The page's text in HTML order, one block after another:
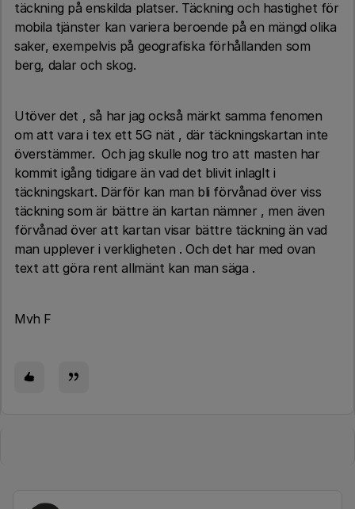
täckning på enskilda platser. Täckning och hastighet för
mobila tjänster kan variera beroende på en mängd olika
saker, exempelvis på geografiska förhållanden som
berg, dalar och skog.
Utöver det , så har jag också märkt samma fenomen
om att vara i tex ett 5G nät , där täckningskartan inte
överstämmer. Och jag skulle nog tro att masten har
kommit igång tidigare än vad det blivit inlaglt i
täckningskart. Därför kan man bli förvånad över viss
täckning som är bättre än kartan nämner , men även
förvånad över att kartan visar bättre täckning än vad
man upplever i verkligheten . Och det har med ovan
text att göra rent allmänt kan man säga .
Mvh F